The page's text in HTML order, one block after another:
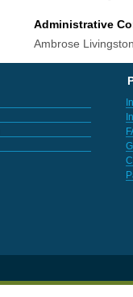
Administrative
Ambrose